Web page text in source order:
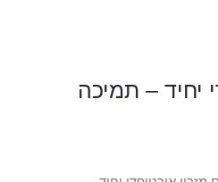
יחיד – תמיכה